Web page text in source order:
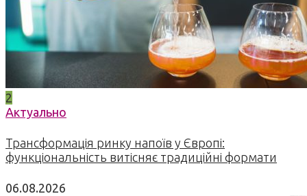
2
Актуально
Трансформація ринку напоїв у Європі:
функціональність витісняє традиційні формати
06.08.2026